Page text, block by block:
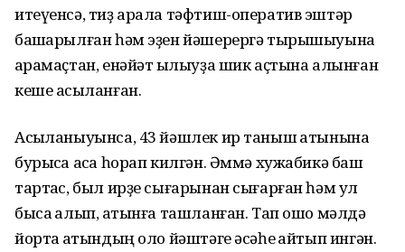
итеүенсә, тиҙ арала тәфтиш-оператив эштәр
башҡарылған һәм эҙен йәшерергә тырышыуына
ҡарамаҫтан, енәйәт ҡылыуҙа шик аҫтына алынған
кеше асыҡланған.
Асыҡланыуынса, 43 йәшлек ир таныш ҡатынына
бурысҡа аҡса һорап килгән. Әммә хужабикә баш
тартҡас, был ирҙе сығарынан сығарған һәм ул
бысаҡ алып, ҡатынға ташланған. Тап ошо мәлдә
йортҡа ҡатындың оло йәштәге әсәһе ҡайтып ингән.